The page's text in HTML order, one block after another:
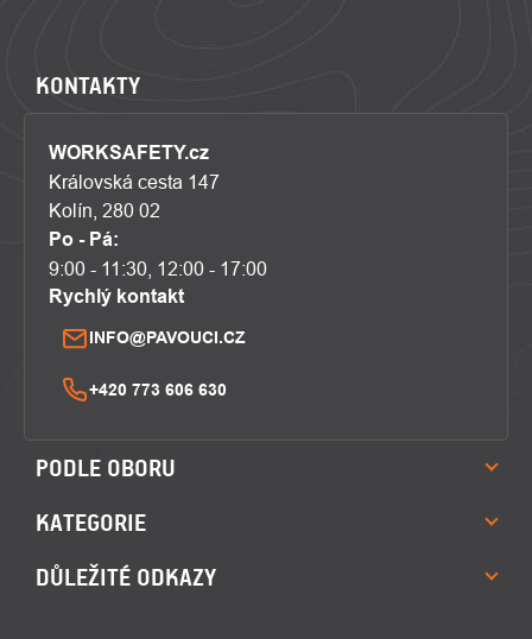
KONTAKTY
WORKSAFETY.cz
Královská cesta 147
Kolín, 280 02
Po - Pá:
9:00 - 11:30, 12:00 - 17:00
Rychlý kontakt
INFO@PAVOUCI.CZ
+420 773 606 630
PODLE OBORU
KATEGORIE
DŮLEŽITÉ ODKAZY